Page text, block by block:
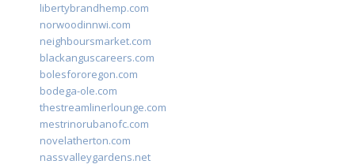
libertybrandhemp.com
norwoodinnwi.com
neighboursmarket.com
blackanguscareers.com
bolesfororegon.com
bodega-ole.com
thestreamlinerlounge.com
mestrinorubanofc.com
novelatherton.com
nassvalleygardens.net